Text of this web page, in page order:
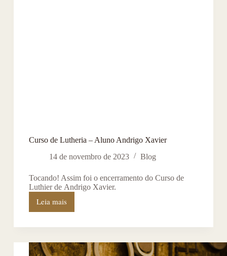
Curso de Lutheria – Aluno Andrigo Xavier
14 de novembro de 2023
Blog
Tocando! Assim foi o encerramento do Curso de
Luthier de Andrigo Xavier.
Leia mais